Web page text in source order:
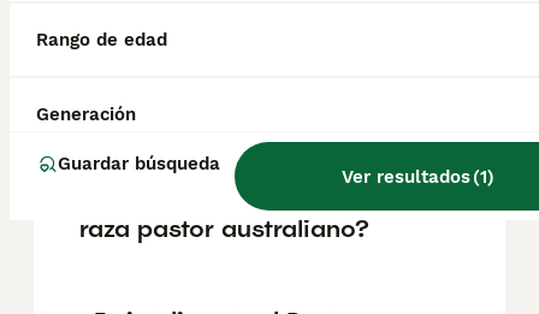
Rango de edad
Generación
Guardar búsqueda
Ver resultados(1)
aproximadamente 1335€, aunque los precios
ubicación.
¿Cómo son los perros de
raza pastor australiano?